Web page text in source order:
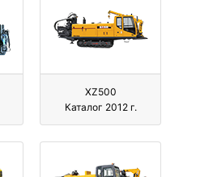
XZ500
Каталог 2012 г.